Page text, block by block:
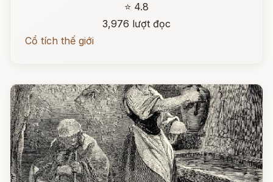
⭐ 4.8
3,976 lượt đọc
Cổ tích thế giới